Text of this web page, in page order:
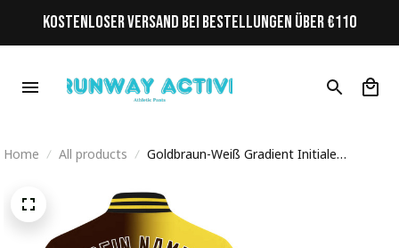
KOSTENLOSER VERSAND BEI BESTELLUNGEN ÜBER €110
Home All products
Goldbraun-Weiß Gradient Initiale